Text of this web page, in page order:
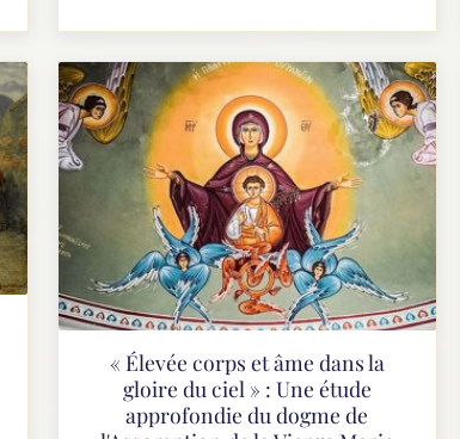
« Élevée corps et âme dans la
gloire du ciel » : Une étude
approfondie du dogme de